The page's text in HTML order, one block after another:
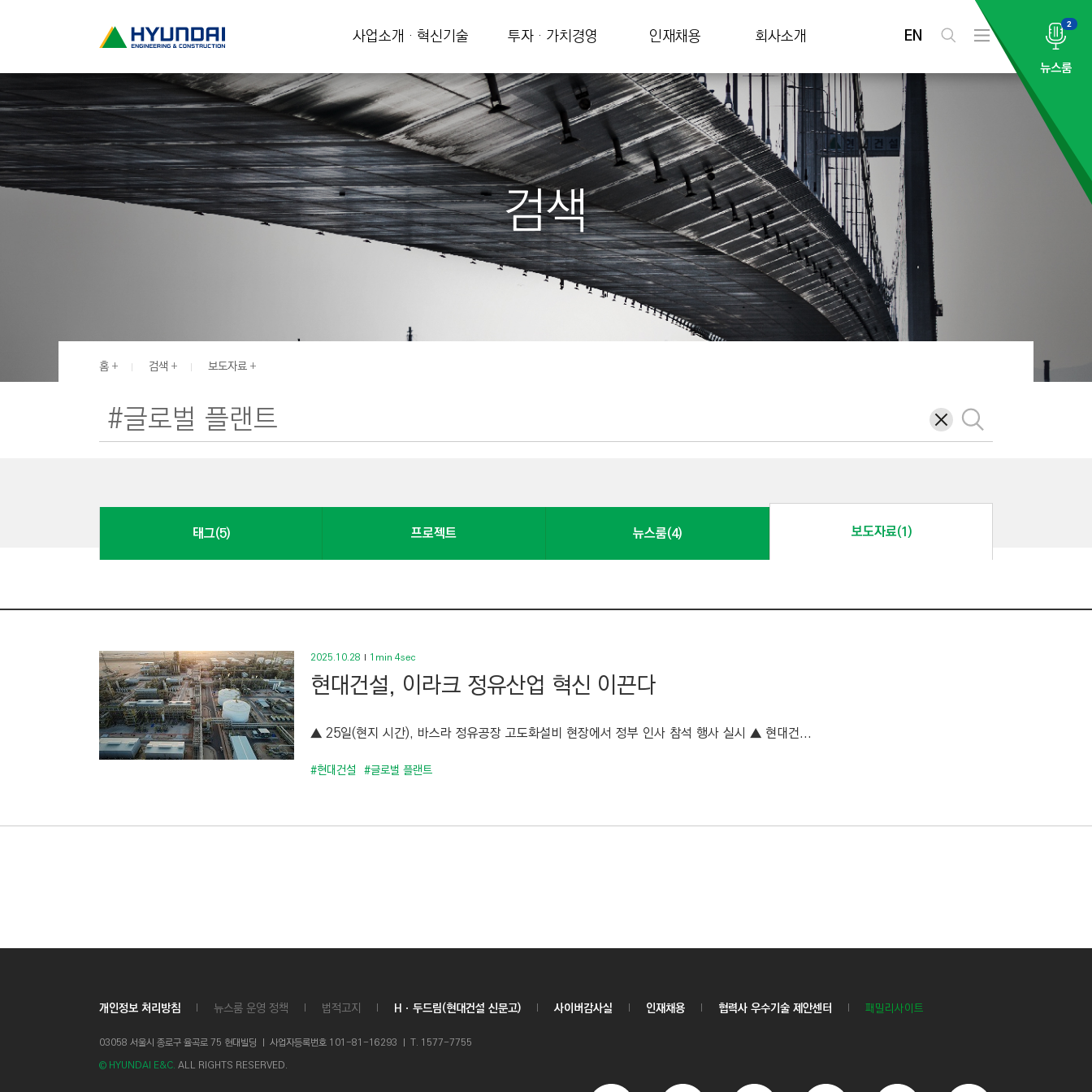
현
건
설
H
Y
U
N
G
N
&
O
S
T
R
U
C
T
N
사업소개 · 혁신기술 투자 · 가치경영 인재채용 회사소개 EN
검
전
메
2
뉴스룸
검색
홈 검색 보도자료
삭
제
검
색
태그(5) 프로젝트 뉴스룸(4) 보도자료(1)
2025.10.28 1min 4sec
현대건설, 이라크 정유산업 혁신 이끈다
▲ 25일(현지 시간), 바스라 정유공장 고도화설비 현장에서 정부 인사 참석 행사 실시 ▲ 현대건...
#현대건설 #글로벌 플랜트
개인정보 처리방침 뉴스룸 운영 정책 법적고지 Hㆍ두드림(현대건설 신문고) 사이버감사실 인재채용 협력사 우수기술 제안센터 패밀리사이트
03058 서울시 종로구 율곡로 75 현대빌딩 ㅣ 사업자등록번호 101-81-16293 ㅣ T. 1577-7755
© HYUNDAI E&C. ALL RIGHTS RESERVED.